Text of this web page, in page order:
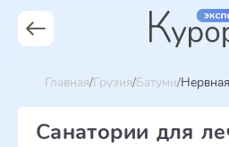
Главная Грузия Батуми
Санатории для